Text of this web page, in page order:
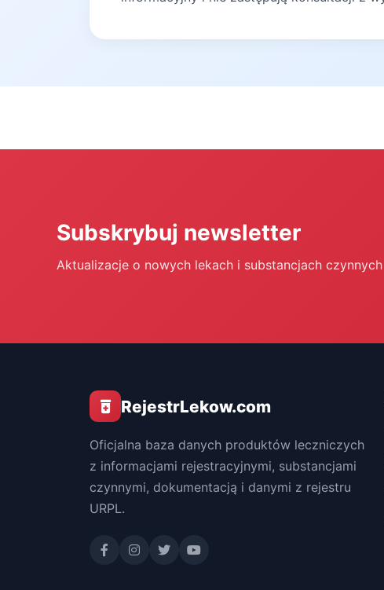
Subskrybuj newsletter
Aktualizacje o nowych lekach i substancjach czynnych
RejestrLekow.com
Oficjalna baza danych produktów leczniczych
z informacjami rejestracyjnymi, substancjami
czynnymi, dokumentacją i danymi z rejestru
URPL.